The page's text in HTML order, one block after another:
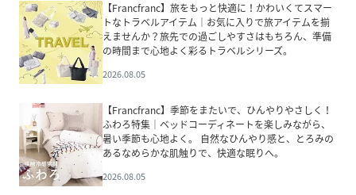
【Francfranc】旅をもっと快適に！かわいくてスマー
トなトラベルアイテム｜お気に入りで旅アイテムを揃
えませんか？旅先での過ごしやすさはもちろん、準備
の時間まで心地よく彩るトラベルシリーズ。
2026.08.05
【Francfranc】季節をまたいで、ひんやりやさしく！
ふわろ特集｜ベッドコーディネートを楽しみながら、
暑い季節も心地よく。 自然なひんやり感と、とろみの
あるなめらかな肌触りで、快適な眠りへ。
2026.08.05